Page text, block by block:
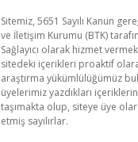
Sitemiz, 5651 Sayılı Kanun
ve İletişim Kurumu (BTK)
Sağlayıcı olarak hizmet
sitedeki içerikleri proaktif
araştırma yükümlülüğümüz
üyelerimiz yazdıkları
taşımakta olup, siteye üye
etmiş sayılırlar.